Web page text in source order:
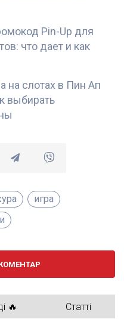
Pin-Up для
что дает и как
слотах в Пин Ап
выбирать
игра
🔥 Статті